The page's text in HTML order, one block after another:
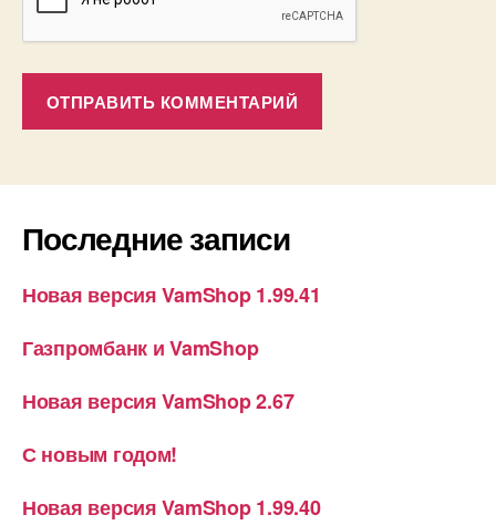
Последние записи
Новая версия VamShop 1.99.41
Газпромбанк и VamShop
Новая версия VamShop 2.67
С новым годом!
Новая версия VamShop 1.99.40